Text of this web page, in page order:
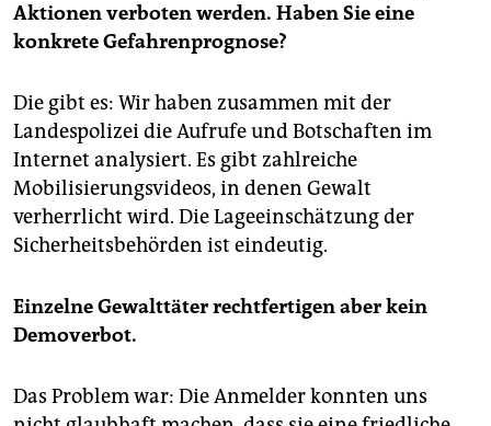
Aktionen verboten werden. Haben Sie eine
konkrete Gefahrenprognose?
Die gibt es: Wir haben zusammen mit der
Landespolizei die Aufrufe und Botschaften im
Internet analysiert. Es gibt zahlreiche
Mobilisierungsvideos, in denen Gewalt
verherrlicht wird. Die Lageeinschätzung der
Sicherheitsbehörden ist eindeutig.
Einzelne Gewalttäter rechtfertigen aber kein
Demoverbot.
Das Problem war: Die Anmelder konnten uns